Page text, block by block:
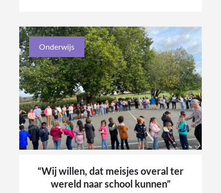
Onderwijs
“Wij willen, dat meisjes overal ter
wereld naar school kunnen”